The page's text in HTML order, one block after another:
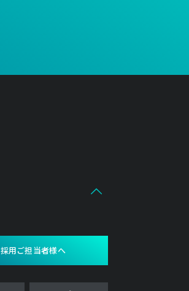
採用ご担当者様へ